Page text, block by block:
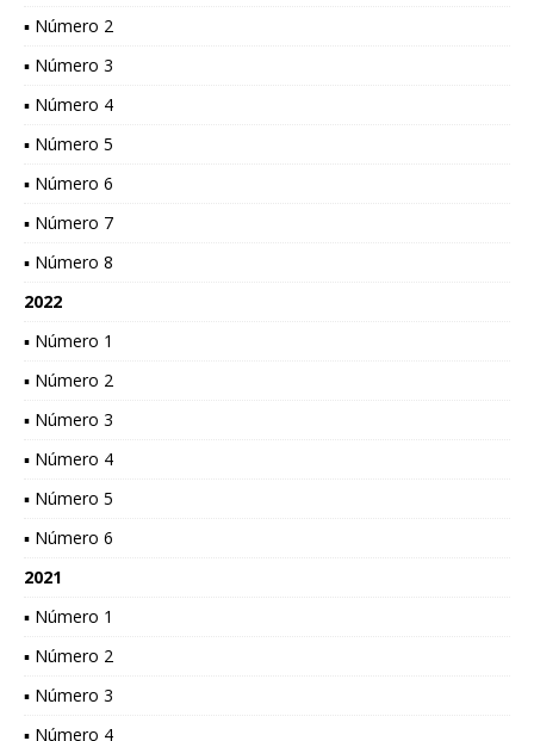
▪ Número 2
▪ Número 3
▪ Número 4
▪ Número 5
▪ Número 6
▪ Número 7
▪ Número 8
2022
▪ Número 1
▪ Número 2
▪ Número 3
▪ Número 4
▪ Número 5
▪ Número 6
2021
▪ Número 1
▪ Número 2
▪ Número 3
▪ Número 4